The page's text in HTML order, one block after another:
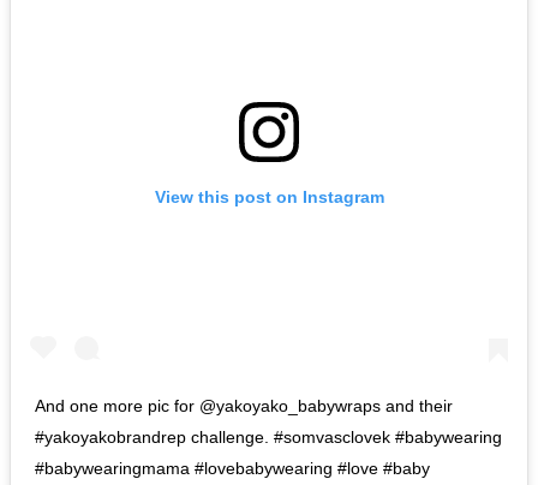
View this post on Instagram
And one more pic for @yakoyako_babywraps and their
#yakoyakobrandrep challenge. #somvasclovek #babywearing
#babywearingmama #lovebabywearing #love #baby